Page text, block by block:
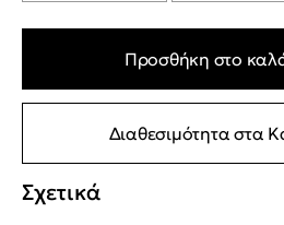
Προσθήκη στο
Διαθεσιμότητα στα
Σχετικά